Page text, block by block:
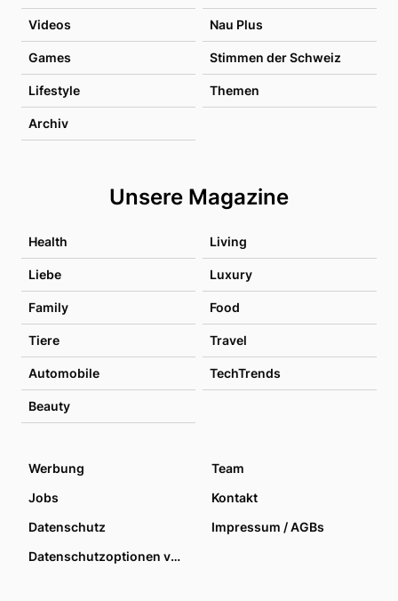
Videos Nau Plus
Games Stimmen der Schweiz
Lifestyle Themen
Archiv
Unsere Magazine
Health Living
Liebe Luxury
Family Food
Tiere Travel
Automobile TechTrends
Beauty
Werbung
Team
Jobs
Kontakt
Datenschutz
Impressum / AGBs
Datenschutzoptionen verwalten